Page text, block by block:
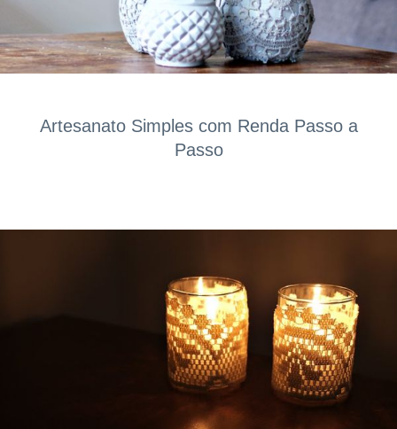
Artesanato Simples com Renda Passo a
Passo